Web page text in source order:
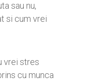
sau nu,
si cum vrei
vrei stres
cu munca